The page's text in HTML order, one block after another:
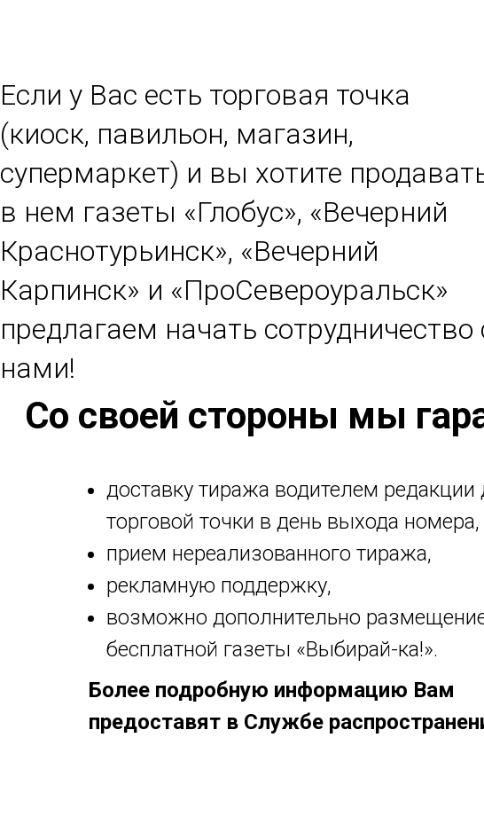
Если у Вас есть торговая точка
(киоск, павильон, магазин,
супермаркет) и вы хотите
в нем газеты «Глобус», «Вечерний
Краснотурьинск», «Вечерний
Карпинск» и «ПроСевероуральск»
предлагаем начать сотрудничество
нами!
Со своей стороны мы
доставку тиража водителем
торговой точки в день выхода номера,
прием нереализованного тиража,
рекламную поддержку,
возможно дополнительно
бесплатной газеты «Выбирай-ка!».
Более подробную информацию Вам
предоставят в Службе